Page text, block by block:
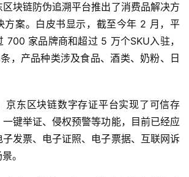
块链防伪追溯平台推出了消费品解决方
方案。白皮书显示，截至今年 2 月，平
700 家品牌商和超过 5 万个SKU入驻，
，产品种类涉及食品、酒类、奶粉、日
京东区块链数字存证平台实现了可信存
键举证、侵权预警等功能，目前已经应
发票、电子证照、电子票据、互联网诉
。